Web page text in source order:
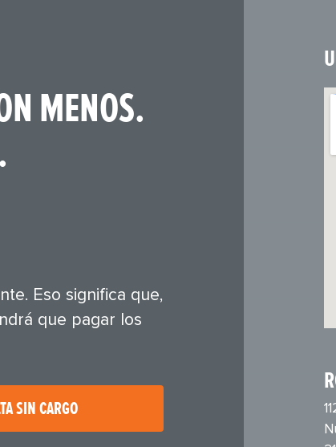
MENOS.
Eso significa que,
que pagar los
SIN CARGO